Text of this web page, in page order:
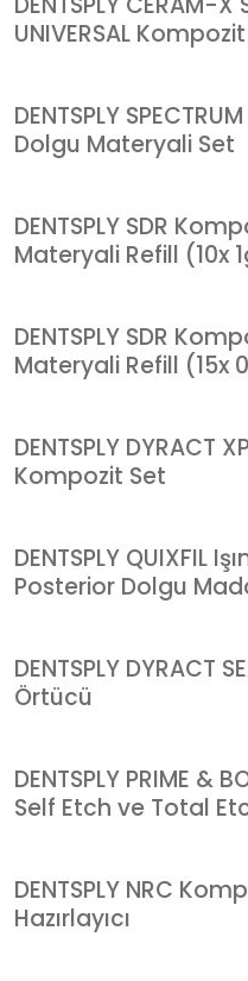
UNIVERSAL
DENTSPLY
Dolgu Materyali Set
DENTSPLY SDR
Materyali Refill (10x
DENTSPLY SDR
Materyali Refill (15x
DENTSPLY DYRACT
Kompozit Set
DENTSPLY QUIXFIL
Posterior Dolgu
DENTSPLY DYRACT
Örtücü
DENTSPLY PRIME &
Self Etch ve Total
DENTSPLY NRC
Hazırlayıcı